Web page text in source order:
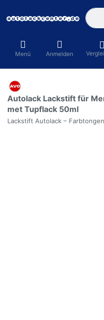
Menü Anmelden
Autolack Lackstift für
met Tupflack 50ml
Lackstift Autolack –